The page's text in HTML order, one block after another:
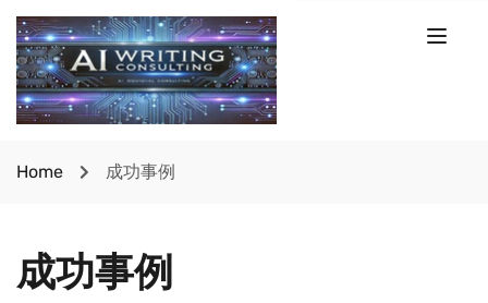
Home 成功事例
成功事例